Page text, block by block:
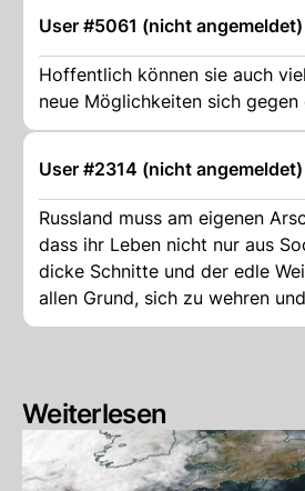
User #5061 (nicht angemeldet)
Hoffentlich können sie auch
neue Möglichkeiten sich
User #2314 (nicht angemeldet)
Russland muss am eigenen
dass ihr Leben nicht nur aus
dicke Schnitte und der edle Wein, die Klunker oder die
allen Grund, sich zu wehren
Weiterlesen